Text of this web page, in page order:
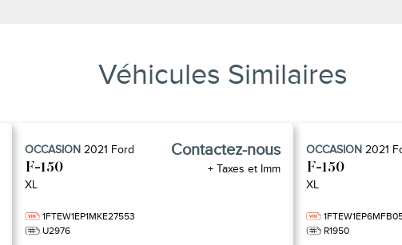
Véhicules Similaires
OCCASION 2021 Ford
F-150
XL
1FTEW1EP1MKE27553
U2976
Contactez-nous
+ Taxes et Imm
OCCASION 2021
F-150
XL
R1950